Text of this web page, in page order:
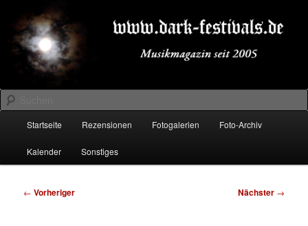
primären
Inhalt
springenDARK-FESTIVALS.DE
Suchen
Startseite Rezensionen Fotogalerien Foto-Archiv
Kalender Sonstiges
Beitragsnavigation
← Vorheriger Nächster →